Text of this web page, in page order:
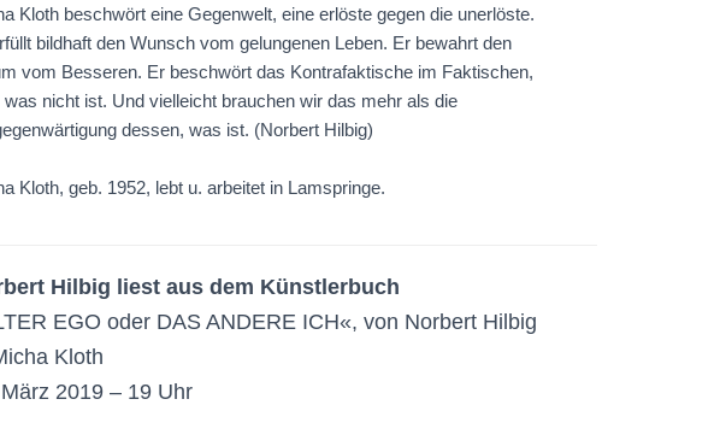
Kloth beschwört eine Gegenwelt, eine erlöste gegen die unerlöste.
bildhaft den Wunsch vom gelungenen Leben. Er bewahrt den
vom Besseren. Er beschwört das Kontrafaktische im Faktischen,
was nicht ist. Und vielleicht brauchen wir das mehr als die
dessen, was ist. (Norbert Hilbig)
Kloth, geb. 1952, lebt u. arbeitet in Lamspringe.
Hilbig liest aus dem Künstlerbuch
EGO oder DAS ANDERE ICH«, von Norbert Hilbig
Kloth
2019 – 19 Uhr